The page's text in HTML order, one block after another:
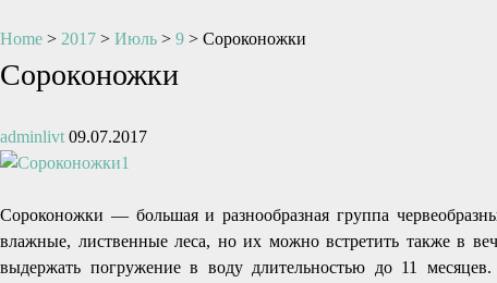
Home > 2017 > Июль > 9 > Сороконожки
Сороконожки
adminlivt 09.07.2017
Сороконожки — большая и разнообразная группа
влажные, лиственные леса, но их можно встретить также в
выдержать погружение в воду длительностью до 11